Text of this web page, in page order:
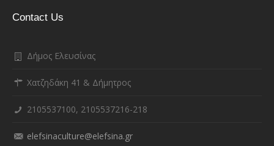
Contact Us
Δήμος Ελευσίνας
Χατζηδάκη 41 & Δήμητρος
2105537100, 2105537216-218
elefsinaculture@elefsina.gr